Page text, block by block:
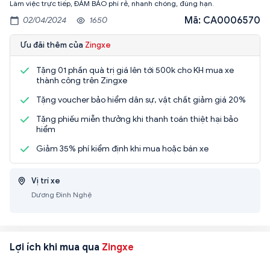
02/04/2024 1650 Mã: CA0006570
Ưu đãi thêm của Zingxe
Tặng 01 phần quà trị giá lên tới 500k cho KH mua xe
thành công trên Zingxe
Tặng voucher bảo hiểm dân sự, vật chất giảm giá 20%
Tặng phiếu miễn thưởng khi thanh toán thiệt hại bảo
hiểm
Giảm 35% phí kiểm định khi mua hoặc bán xe
Vị trí xe
Dương Đình Nghệ
Lợi ích khi mua qua Zingxe